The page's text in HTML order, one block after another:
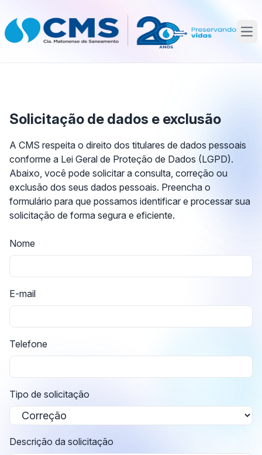
Solicitação de dados e exclusão
A CMS respeita o direito dos titulares de dados pessoais
conforme a Lei Geral de Proteção de Dados (LGPD).
Abaixo, você pode solicitar a consulta, correção ou
exclusão dos seus dados pessoais. Preencha o
formulário para que possamos identificar e processar sua
solicitação de forma segura e eficiente.
Nome
E-mail
Telefone
Tipo de solicitação
Descrição da solicitação